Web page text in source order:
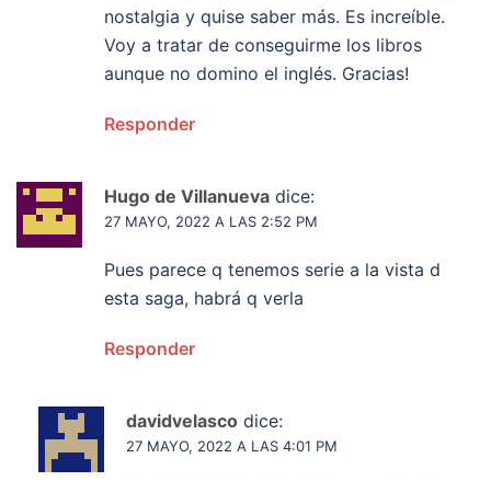
nostalgia y quise saber más. Es increíble.
Voy a tratar de conseguirme los libros
aunque no domino el inglés. Gracias!
Responder
Hugo de Villanueva dice:
27 MAYO, 2022 A LAS 2:52 PM
Pues parece q tenemos serie a la vista d
esta saga, habrá q verla
Responder
davidvelasco dice:
27 MAYO, 2022 A LAS 4:01 PM